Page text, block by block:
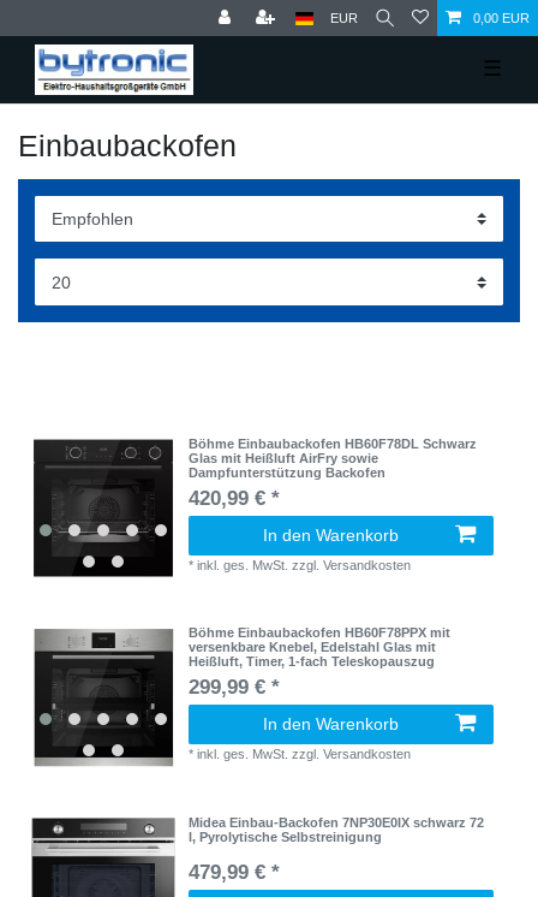
EUR 0,00 EUR
☰
Einbaubackofen
Böhme Einbaubackofen HB60F78DL Schwarz
Glas mit Heißluft AirFry sowie
Dampfunterstützung Backofen
420,99 € *
In den Warenkorb
*inkl. ges. MwSt. zzgl.Versandkosten
Böhme Einbaubackofen HB60F78PPX mit
versenkbare Knebel, Edelstahl Glas mit
Heißluft, Timer, 1-fach Teleskopauszug
299,99 € *
In den Warenkorb
*inkl. ges. MwSt. zzgl.Versandkosten
Midea Einbau-Backofen 7NP30E0IX schwarz 72
l, Pyrolytische Selbstreinigung
479,99 € *